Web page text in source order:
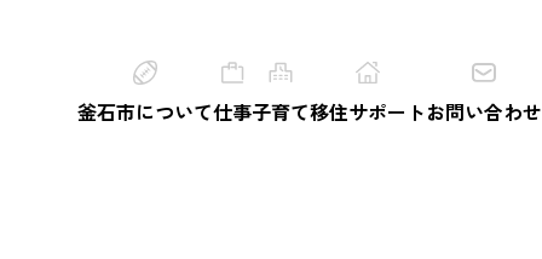
釜石市について仕事子育て移住サポートお問い合わせ